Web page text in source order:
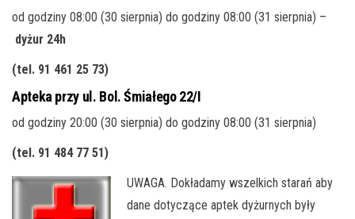
od godziny 08:00 (30 sierpnia) do godziny 08:00 (31 sierpnia) –
dyżur 24h
(tel. 91 461 25 73)
Apteka przy ul. Bol. Śmiałego 22/I
od godziny 20:00 (30 sierpnia) do godziny 08:00 (31 sierpnia)
(tel. 91 484 77 51)
UWAGA. Dokładamy wszelkich starań aby
dane dotyczące aptek dyżurnych były